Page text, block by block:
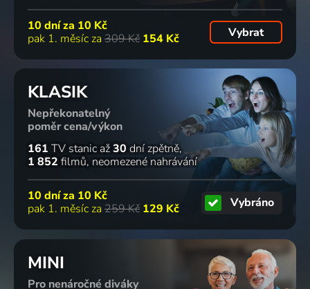
10 dní za 10 Kč
pak 1. měsíc za 309 Kč 154 Kč Vybrat
KLASIK
Nepřekonatelný
poměr cena/výkon
161 TV stanic až30 dní zpětně
1 852 filmů neomezené nahrávání
10 dní za 10 Kč
pak 1. měsíc za 259 Kč 129 Kč Vybráno
MINI
Pro nenáročné diváky